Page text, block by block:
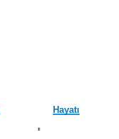
Hayatı